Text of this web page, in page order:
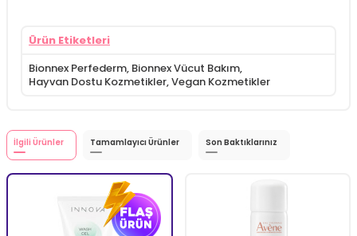
Ürün Etiketleri
Bionnex Perfederm, Bionnex Vücut Bakım,
Hayvan Dostu Kozmetikler,Vegan Kozmetikler
İlgili Ürünler Tamamlayıcı Ürünler Son Baktıklarınız